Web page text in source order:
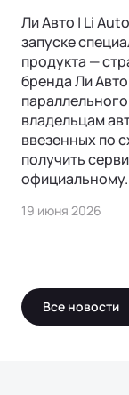
Ли Авто | Li
запуске
продукта —
бренда Ли
владельцам
ввезенных по
получить
официальному.
19 июня 2026
Все новости